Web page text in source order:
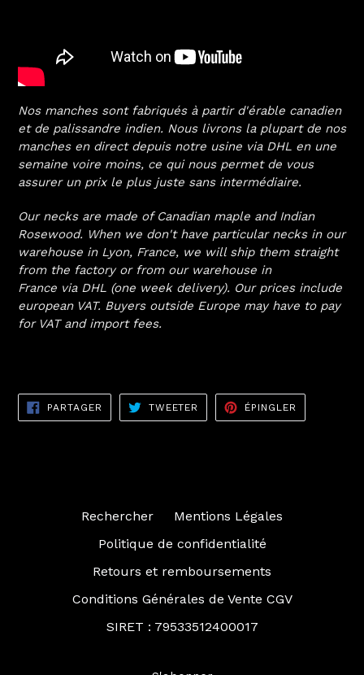
Nos manches sont fabriqués à partir d'érable canadien
et de palissandre indien. Nous livrons la plupart de nos
manches en direct depuis notre usine via DHL en une
semaine voire moins, ce qui nous permet de vous
assurer un prix le plus juste sans intermédiaire.
Our necks are made of Canadian maple and Indian
Rosewood. When we don't have particular necks in our
warehouse in Lyon, France, we will ship them straight
from the factory or from our warehouse in
France via DHL (one week delivery). Our prices include
european VAT. Buyers outside Europe may have to pay
for VAT and import fees.
PARTAGER PARTAGER
FACEBOOK
TWEETER TWEETER
TWITTER
ÉPINGLER
PINTEREST
Rechercher
Mentions Légales
Politique de confidentialité
Retours et remboursements
Conditions Générales de Vente CGV
SIRET : 79533512400017